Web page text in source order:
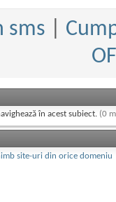
sms
în acest subiect. (0
site-uri din orice domeniu